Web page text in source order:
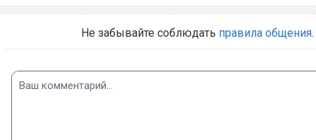
Не забывайте соблюдать правила общения.